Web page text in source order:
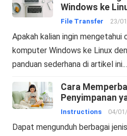
Windows ke
File Transfer 23/
Apakah kalian ingin mengetahui
komputer Windows ke Linux
panduan sederhana di artikel
Cara
Penyimpanan
untuk
Instructions 04/
Dapat mengunduh berbagai